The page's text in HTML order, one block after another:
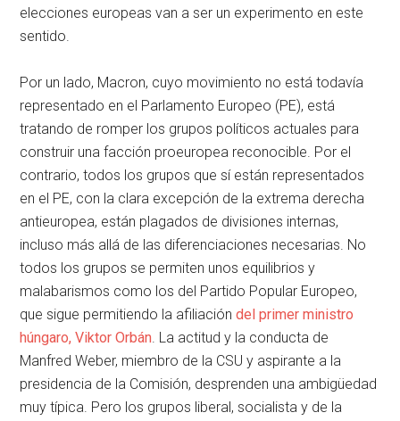
elecciones europeas van a ser un experimento en este
sentido.
Por un lado, Macron, cuyo movimiento no está todavía
representado en el Parlamento Europeo (PE), está
tratando de romper los grupos políticos actuales para
construir una facción proeuropea reconocible. Por el
contrario, todos los grupos que sí están representados
en el PE, con la clara excepción de la extrema derecha
antieuropea, están plagados de divisiones internas,
incluso más allá de las diferenciaciones necesarias. No
todos los grupos se permiten unos equilibrios y
malabarismos como los del Partido Popular Europeo,
que sigue permitiendo la afiliacióndel primer ministro
húngaro, Viktor Orbán. La actitud y la conducta de
Manfred Weber, miembro de la CSU y aspirante a la
presidencia de la Comisión, desprenden una ambigüedad
muy típica. Pero los grupos liberal, socialista y de la